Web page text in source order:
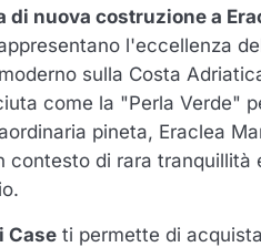
di nuova costruzione a
l'eccellenza
sulla Costa
come la "Perla Verde"
pineta, Eraclea
contesto di rara tranquillità
Case ti permette di